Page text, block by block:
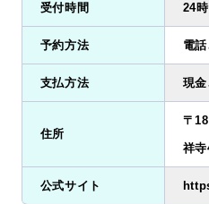
受付時間 24
予約方法 電
支払方法 現
住所
〒
祥
公式サイト